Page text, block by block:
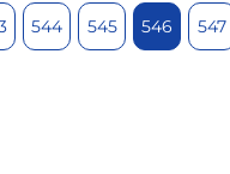
544 545 546 547